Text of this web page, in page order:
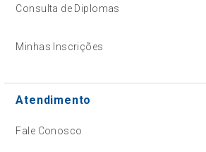
Consulta de Diplomas
Minhas Inscrições
Atendimento
Fale Conosco